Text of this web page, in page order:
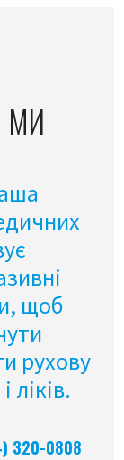
МИ
щоб
рухову
ліків.
320-0808